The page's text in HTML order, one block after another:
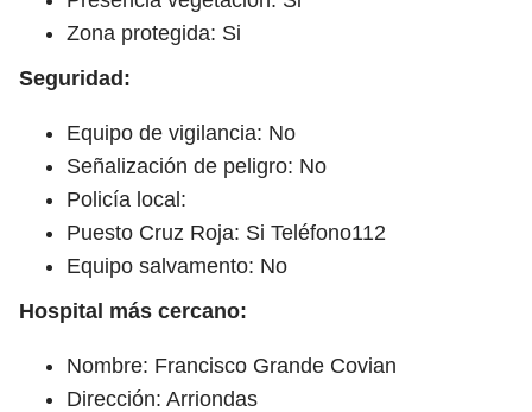
Zona protegida: Si
Seguridad:
Equipo de vigilancia: No
Señalización de peligro: No
Policía local:
Puesto Cruz Roja: Si Teléfono112
Equipo salvamento: No
Hospital más cercano:
Nombre: Francisco Grande Covian
Dirección: Arriondas